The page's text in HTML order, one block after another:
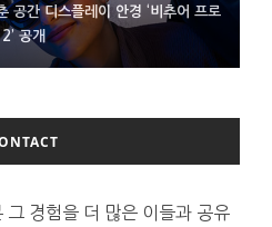
공간 디스플레이 안경 ‘비추어 프로
2’ 공개
이폰18 프로세서 패키징 대기 중
스피커 준비하는 오픈AI
그 경험을 더 많은 이들과 공유